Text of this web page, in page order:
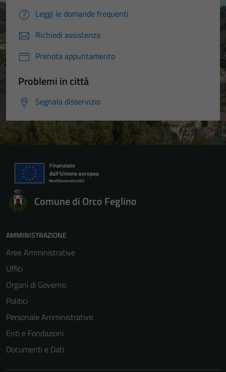
Leggi le domande frequenti
Richiedi assistenza
Prenota appuntamento
Problemi in città
Segnala disservizio
Comune di Orco Feglino
AMMINISTRAZIONE
Aree Amministrative
Uffici
Organi di Governo
Politici
Personale Amministrativo
Enti e Fondazioni
Documenti e Dati